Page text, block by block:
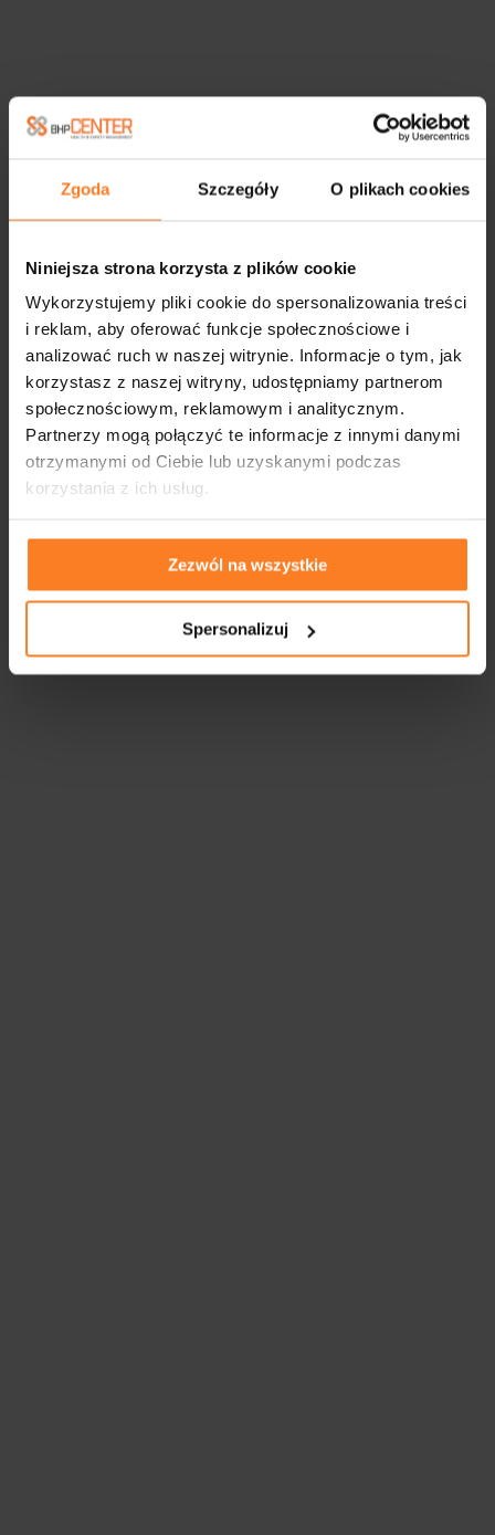
Zgoda Szczegóły O plikach cookies
Niniejsza strona korzysta z plików cookie
Wykorzystujemy pliki cookie do spersonalizowania treści
i reklam, aby oferować funkcje społecznościowe i
analizować ruch w naszej witrynie. Informacje o tym, jak
korzystasz z naszej witryny, udostępniamy partnerom
społecznościowym, reklamowym i analitycznym.
Partnerzy mogą połączyć te informacje z innymi danymi
otrzymanymi od Ciebie lub uzyskanymi podczas
korzystania z ich usług.
Zezwól na wszystkie
Spersonalizuj